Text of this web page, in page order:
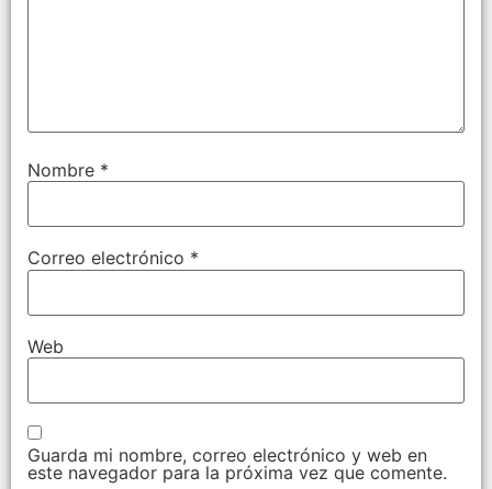
Nombre *
Correo electrónico *
Web
Guarda mi nombre, correo electrónico y web en
este navegador para la próxima vez que comente.